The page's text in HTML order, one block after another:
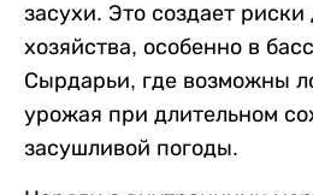
засухи. Это создает риски
хозяйства, особенно в
Сырдарьи, где возможны
урожая при длительном
засушливой погоды.